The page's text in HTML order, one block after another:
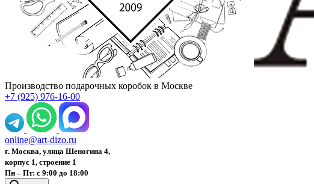
Производство подарочных коробок в Москве
+7 (925) 976-16-00
online@art-dizo.ru
г. Москва, улица Шеногина 4,
корпус 1, строение 1
Пн – Пт: с 9:00 до 18:00